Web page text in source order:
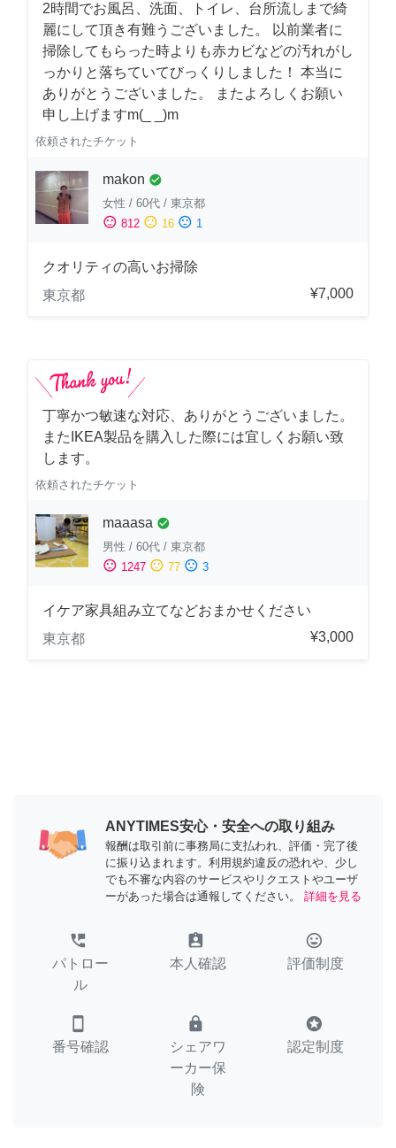
2時間でお風呂、洗面、トイレ、台所流しまで綺
麗にして頂き有難うございました。 以前業者に
掃除してもらった時よりも赤カビなどの汚れがし
っかりと落ちていてびっくりしました！ 本当に
ありがとうございました。 またよろしくお願い
申し上げますm(_ _)m
依頼されたチケット
makon check_circle
女性 / 60代 / 東京都
sentiment_satisfied 812 sentiment_neutral 16 sentiment_dissatisfied 1
クオリティの高いお掃除
東京都
¥7,000
丁寧かつ敏速な対応、ありがとうございました。
またIKEA製品を購入した際には宜しくお願い致
します。
依頼されたチケット
maaasa check_circle
男性 / 60代 / 東京都
sentiment_satisfied 1247 sentiment_neutral 77 sentiment_dissatisfied 3
イケア家具組み立てなどおまかせください
東京都
¥3,000
ANYTIMES安心・安全への取り組み
報酬は取引前に事務局に支払われ、評価・完了後
に振り込まれます。利用規約違反の恐れや、少し
でも不審な内容のサービスやリクエストやユーザ
ーがあった場合は通報してください。
詳細を見る
perm_phone_msg
パトロー
ル
assignment_ind
本人確認
tag_faces
評価制度
smartphone
番号確認
lock
シェアワ
ーカー保
険
stars
認定制度